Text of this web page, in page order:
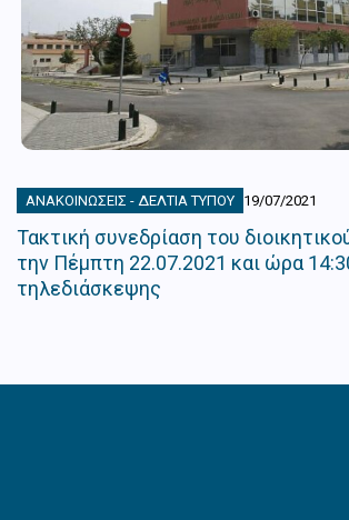
ΑΝΑΚΟΙΝΏΣΕΙΣ - ΔΕΛΤΊΑ ΤΎΠΟΥ 19/07/2021
Τακτική συνεδρίαση του
την Πέμπτη 22.07.2021 και ώρα
τηλεδιάσκεψης